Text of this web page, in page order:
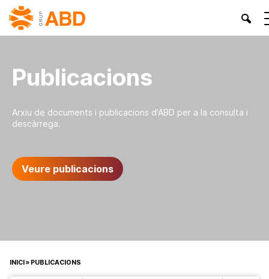
Publicacions
Arxiu de documents i publicacions d'ABD per a la consulta i
descàrrega.
Veure publicacions
INICI» PUBLICACIONS